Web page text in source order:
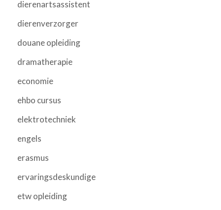
dierenartsassistent
dierenverzorger
douane opleiding
dramatherapie
economie
ehbo cursus
elektrotechniek
engels
erasmus
ervaringsdeskundige
etw opleiding